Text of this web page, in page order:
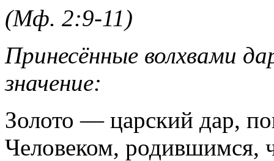
(Мф. 2:9-11)
Принесённые волхвами
значение:
Золото — царский дар,
Человеком, родившимся,